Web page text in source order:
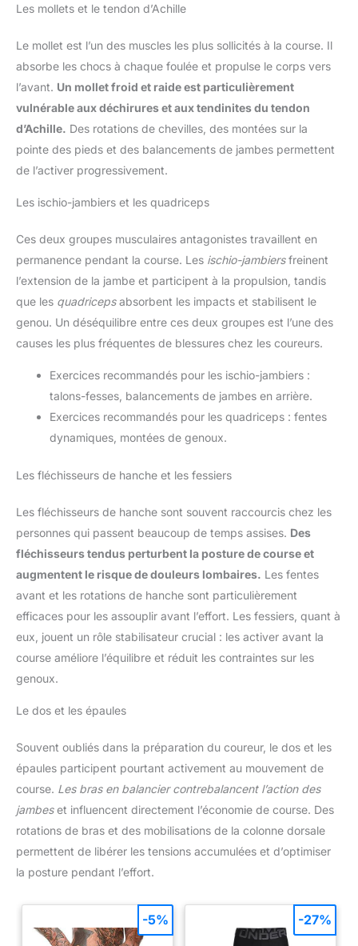
Les mollets et le tendon d’Achille
Le mollet est l’un des muscles les plus sollicités à la course. Il
absorbe les chocs à chaque foulée et propulse le corps vers
l’avant. Un mollet froid et raide est particulièrement
vulnérable aux déchirures et aux tendinites du tendon
d’Achille. Des rotations de chevilles, des montées sur la
pointe des pieds et des balancements de jambes permettent
de l’activer progressivement.
Les ischio-jambiers et les quadriceps
Ces deux groupes musculaires antagonistes travaillent en
permanence pendant la course. Les ischio-jambiersfreinent
l’extension de la jambe et participent à la propulsion, tandis
que les quadricepsabsorbent les impacts et stabilisent le
genou. Un déséquilibre entre ces deux groupes est l’une des
causes les plus fréquentes de blessures chez les coureurs.
Exercices recommandés pour les ischio-jambiers :
talons-fesses, balancements de jambes en arrière.
Exercices recommandés pour les quadriceps : fentes
dynamiques, montées de genoux.
Les fléchisseurs de hanche et les fessiers
Les fléchisseurs de hanche sont souvent raccourcis chez les
personnes qui passent beaucoup de temps assises. Des
fléchisseurs tendus perturbent la posture de course et
augmentent le risque de douleurs lombaires. Les fentes
avant et les rotations de hanche sont particulièrement
efficaces pour les assouplir avant l’effort. Les fessiers, quant à
eux, jouent un rôle stabilisateur crucial : les activer avant la
course améliore l’équilibre et réduit les contraintes sur les
genoux.
Le dos et les épaules
Souvent oubliés dans la préparation du coureur, le dos et les
épaules participent pourtant activement au mouvement de
course. Les bras en balancier contrebalancent l’action des
jambeset influencent directement l’économie de course. Des
rotations de bras et des mobilisations de la colonne dorsale
permettent de libérer les tensions accumulées et d’optimiser
la posture pendant l’effort.
-5% -27%